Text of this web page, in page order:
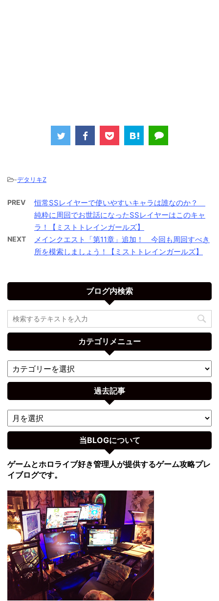
-デタリキZ
PREV
恒常SSレイヤーで使いやすいキャラは誰なのか？
純粋に周回でお世話になったSSレイヤーはこのキャ
ラ！【ミストトレインガールズ】
NEXT
メインクエスト「第11章」追加！ 今回も周回すべき
所を模索しましょう！【ミストトレインガールズ】
ブログ内検索
カテゴリメニュー
過去記事
当BLOGについて
ゲームとホロライブ好き管理人が提供するゲーム攻略プレ
イブログです。